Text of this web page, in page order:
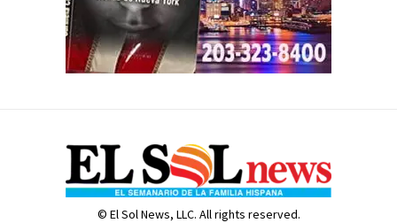
© El Sol News, LLC. All rights reserved.